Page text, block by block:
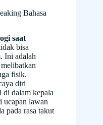
Bahasa
saat
bisa
Ini adalah
fisik.
diri
di dalam kepala
ucapan lawan
pada rasa takut